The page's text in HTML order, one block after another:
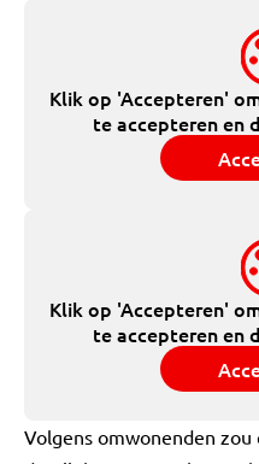
Klik op 'Accepteren'
te accepteren en
Klik op 'Accepteren'
te accepteren en
Volgens omwonenden